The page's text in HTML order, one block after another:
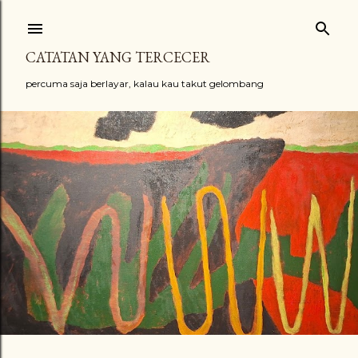
CATATAN YANG TERCECER
percuma saja berlayar, kalau kau takut gelombang